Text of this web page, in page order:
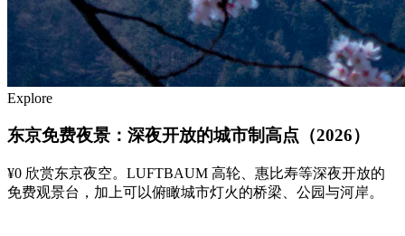
Explore
东京免费夜景：深夜开放的城市制高点（2026）
¥0 欣赏东京夜空。LUFTBAUM 高轮、惠比寿等深夜开放的
免费观景台，加上可以俯瞰城市灯火的桥梁、公园与河岸。